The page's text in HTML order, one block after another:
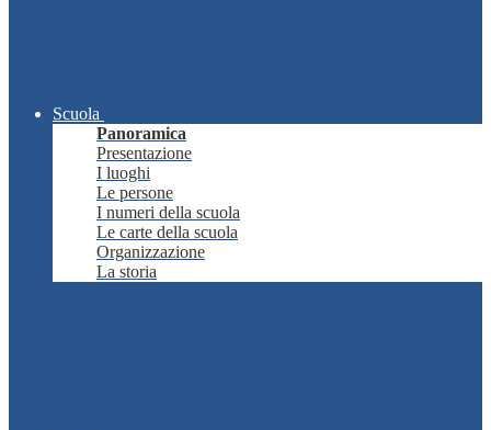
Scuola
Panoramica
Presentazione
I luoghi
Le persone
I numeri della scuola
Le carte della scuola
Organizzazione
La storia